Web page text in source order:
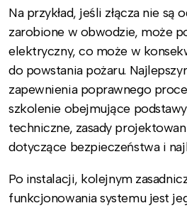
Na przykład, jeśli złącza nie są
zarobione w obwodzie, może
elektryczny, co może w
do powstania pożaru.
zapewnienia poprawnego
szkolenie obejmujące
techniczne, zasady
dotyczące bezpieczeństwa i
Po instalacji, kolejnym
funkcjonowania systemu jest